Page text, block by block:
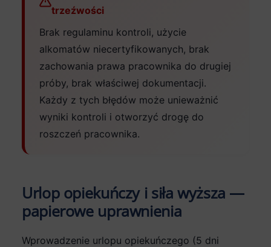
trzeźwości
Brak regulaminu kontroli, użycie
alkomatów niecertyfikowanych, brak
zachowania prawa pracownika do drugiej
próby, brak właściwej dokumentacji.
Każdy z tych błędów może unieważnić
wyniki kontroli i otworzyć drogę do
roszczeń pracownika.
Urlop opiekuńczy i siła wyższa —
papierowe uprawnienia
Wprowadzenie urlopu opiekuńczego (5 dni